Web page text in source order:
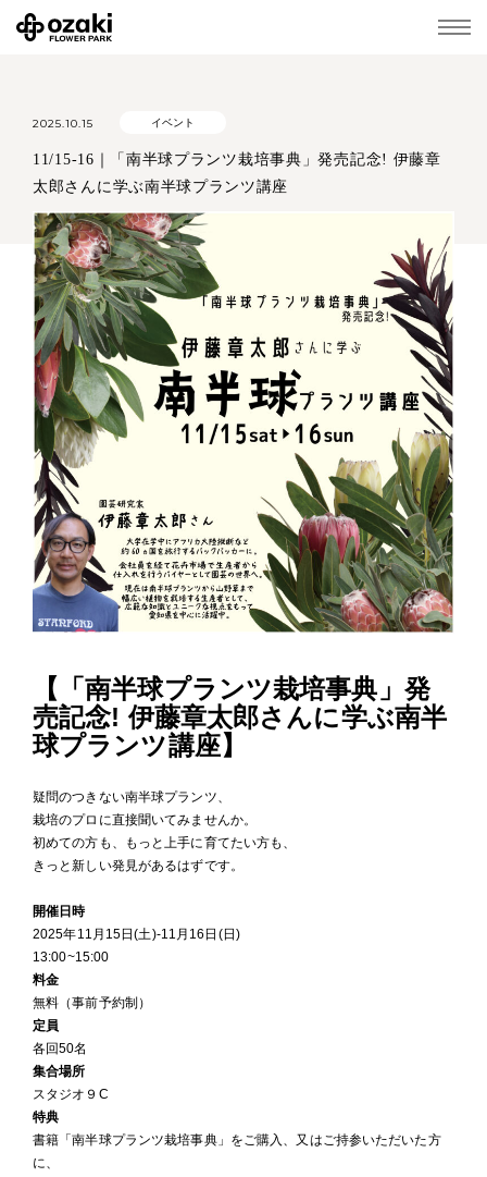
2025.10.15 イベント
11/15-16｜「南半球プランツ栽培事典」発売記念! 伊藤章
太郎さんに学ぶ南半球プランツ講座
【「南半球プランツ栽培事典」発
売記念! 伊藤章太郎さんに学ぶ南半
球プランツ講座】
疑問のつきない南半球プランツ、
栽培のプロに直接聞いてみませんか。
初めての方も、もっと上手に育てたい方も、
きっと新しい発見があるはずです。
開催日時
2025年11月15日(土)-11月16日(日)
13:00~15:00
料金
無料（事前予約制）
定員
各回50名
集合場所
スタジオ９C
特典
書籍「南半球プランツ栽培事典」をご購入、又はご持参いただいた方
に、